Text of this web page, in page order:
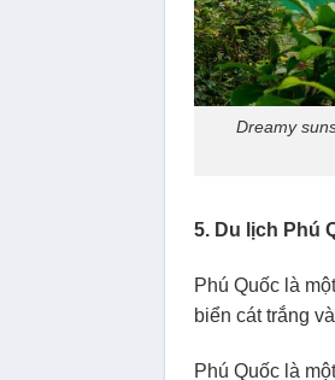
Dreamy
5. Du lịch Phú
Phú Quốc là
biển cát trắng
Phú Quốc là